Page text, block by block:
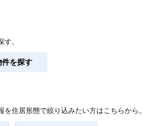
。
件を探す
を住居形態で絞り込みたい方はこちらから。